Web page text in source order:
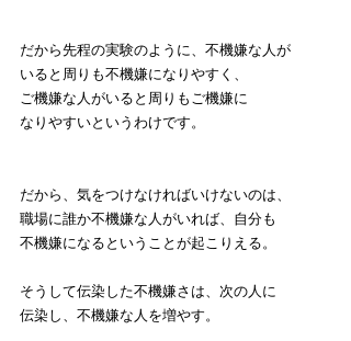
だから先程の実験のように、不機嫌な人が
いると周りも不機嫌になりやすく、
ご機嫌な人がいると周りもご機嫌に
なりやすいというわけです。
だから、気をつけなければいけないのは、
職場に誰か不機嫌な人がいれば、自分も
不機嫌になるということが起こりえる。
そうして伝染した不機嫌さは、次の人に
伝染し、不機嫌な人を増やす。